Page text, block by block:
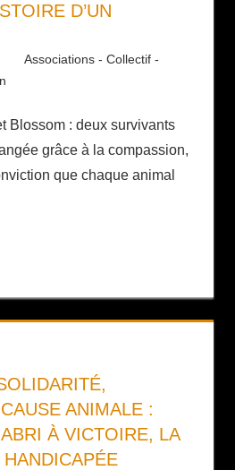
D’UN
Daniel
Associations - Collectif -
Blossom : deux survivants
grâce à la compassion,
que chaque animal
ANIMALE :
À VICTOIRE, LA